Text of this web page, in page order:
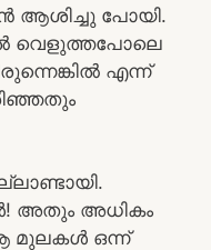
ആശിച്ചു പോയി.
വെളുത്തപോലെ
എന്ന്
അതും അധികം
മുലകൾ ഒന്ന്